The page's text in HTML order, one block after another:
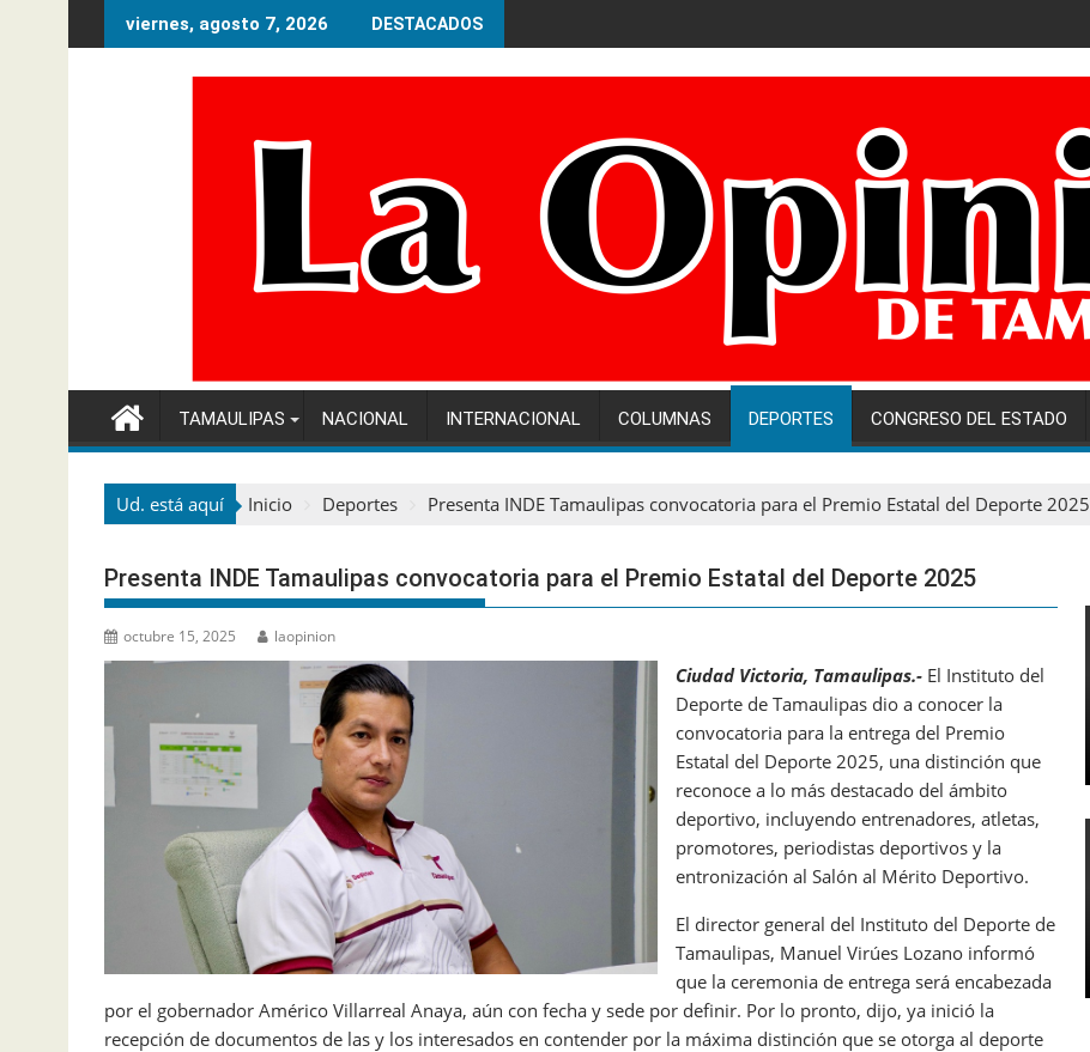
al
viernes, agosto 7, 2026 DESTACADOS
TAMAULIPAS NACIONAL INTERNACIONAL COLUMNAS DEPORTES CONGRESO DEL ESTADO
Ud. está aquí Inicio Deportes Presenta INDE Tamaulipas convocatoria para el Premio Estatal del Deporte 2025
Presenta INDE Tamaulipas convocatoria para el Premio Estatal del Deporte 2025
octubre 15, 2025 laopinion
Ciudad Victoria, Tamaulipas.- El Instituto del
Deporte de Tamaulipas dio a conocer la
convocatoria para la entrega del Premio
Estatal del Deporte 2025, una distinción que
reconoce a lo más destacado del ámbito
deportivo, incluyendo entrenadores, atletas,
promotores, periodistas deportivos y la
entronización al Salón al Mérito Deportivo.
El director general del Instituto del Deporte de
Tamaulipas, Manuel Virúes Lozano informó
que la ceremonia de entrega será encabezada
por el gobernador Américo Villarreal Anaya, aún con fecha y sede por definir. Por lo pronto, dijo, ya inició la
recepción de documentos de las y los interesados en contender por la máxima distinción que se otorga al deporte